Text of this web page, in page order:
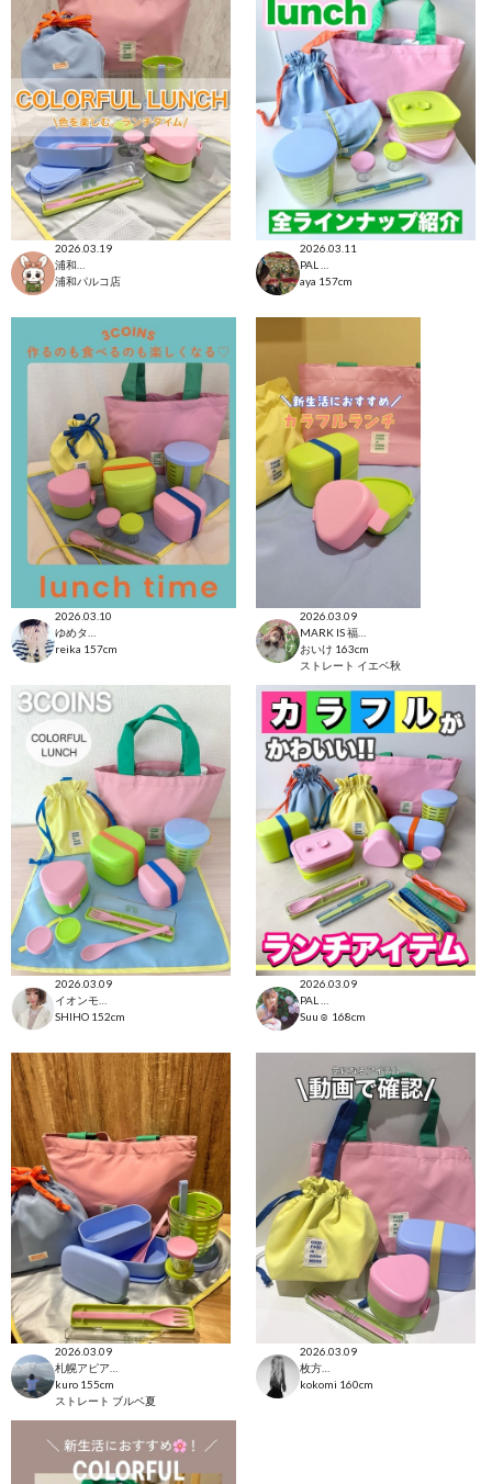
2026.03.19
浦和パルコ店
2026.03.11
aya 157cm
2026.03.10
reika 157cm
2026.03.09
MARK IS 福岡ももち店
おいけ 163cm
ストレート イエベ秋
2026.03.09
SHIHO 152cm
2026.03.09
Suu☺︎ 168cm
2026.03.09
kuro 155cm
ストレート ブルベ夏
2026.03.09
枚方モール店
kokomi 160cm